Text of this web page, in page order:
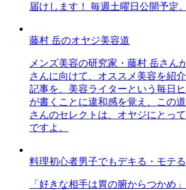
届けします！ 毎週土曜日公開予定。
藤村 岳のオヤジ美容道
メンズ美容の研究家・藤村 岳さん
さんに向けて、オススメ美容を紹
記事を、美容ライターという毎日
が書くことに違和感を覚え、この
さんのセレクトは、オヤジにとっ
ですよ。
料理初心者男子でもデキる・モテ
「好きな相手は胃の腑からつかめ